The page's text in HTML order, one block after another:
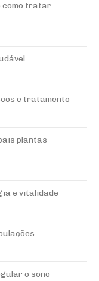
como tratar
e tratamento
plantas
e vitalidade
o sono